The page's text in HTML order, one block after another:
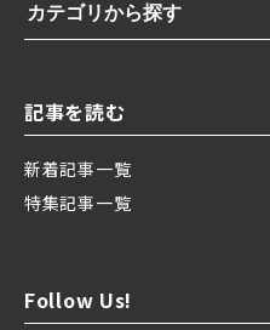
カテゴリから探す
記事を読む
新着記事一覧
特集記事一覧
Follow Us!